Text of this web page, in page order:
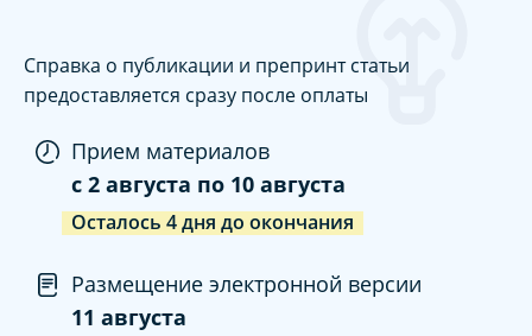
Справка о публикации и препринт статьи
предоставляется сразу после оплаты
Прием материалов
c 2 августа по 10 августа
Осталось 4дня до окончания
Размещение электронной версии
11 августа